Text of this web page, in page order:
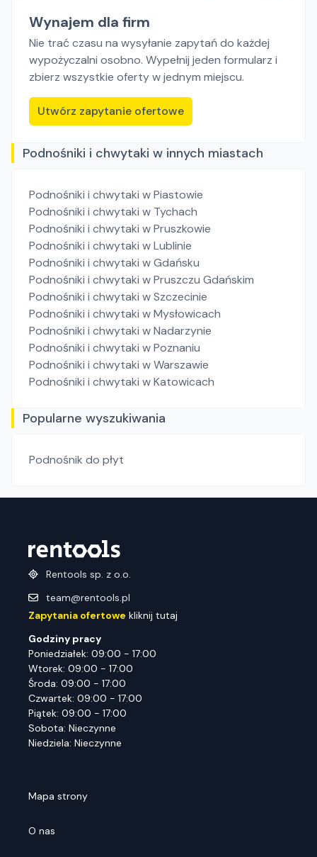
Wynajem dla firm
Nie trać czasu na wysyłanie zapytań do każdej
wypożyczalni osobno. Wypełnij jeden formularz i
zbierz wszystkie oferty w jednym miejscu.
Utwórz zapytanie ofertowe
Podnośniki i chwytaki w innych miastach
Podnośniki i chwytaki w Piastowie
Podnośniki i chwytaki w Tychach
Podnośniki i chwytaki w Pruszkowie
Podnośniki i chwytaki w Lublinie
Podnośniki i chwytaki w Gdańsku
Podnośniki i chwytaki w Pruszczu Gdańskim
Podnośniki i chwytaki w Szczecinie
Podnośniki i chwytaki w Mysłowicach
Podnośniki i chwytaki w Nadarzynie
Podnośniki i chwytaki w Poznaniu
Podnośniki i chwytaki w Warszawie
Podnośniki i chwytaki w Katowicach
Popularne wyszukiwania
Podnośnik do płyt
Rentools sp. z o.o.
team@rentools.pl
Zapytania ofertowe kliknij tutaj
Godziny pracy
Poniedziałek: 09:00 - 17:00
Wtorek: 09:00 - 17:00
Środa: 09:00 - 17:00
Czwartek: 09:00 - 17:00
Piątek: 09:00 - 17:00
Sobota: Nieczynne
Niedziela: Nieczynne
Mapa strony
O nas